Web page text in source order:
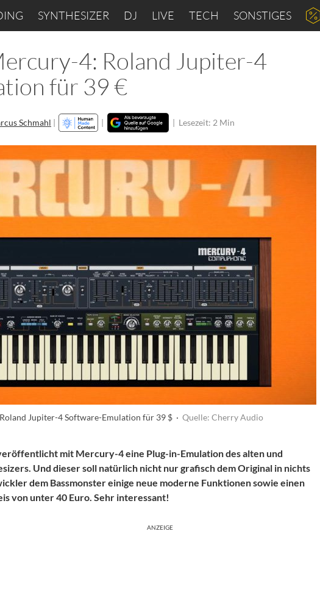
SYNTHESIZER DJ LIVE TECH SONSTIGES
4: Roland Jupiter-4
für 39 €
Schmahl | | | Lesezeit: 2 Min
Jupiter-4 Software-Emulation für 39 $ · Quelle: Cherry Audio
mit Mercury-4 eine Plug-in-Emulation des alten und
Und dieser soll natürlich nicht nur grafisch dem Original in nichts
dem Bassmonster einige neue moderne Funktionen sowie einen
von unter 40 Euro. Sehr interessant!
ANZEIGE